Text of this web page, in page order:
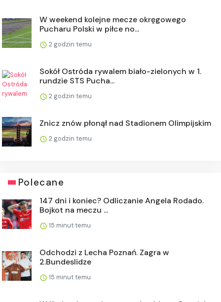
W weekend kolejne mecze okręgowego
Pucharu Polski w piłce no...
2 godzin temu
Sokół Ostróda rywalem biało-zielonych w 1.
rundzie STS Pucha...
2 godzin temu
Znicz znów płonął nad Stadionem Olimpijskim
2 godzin temu
Polecane
147 dni i koniec? Odliczanie Angela Rodado.
Bojkot na meczu ...
15 minut temu
Odchodzi z Lecha Poznań. Zagra w
2.Bundeslidze
15 minut temu